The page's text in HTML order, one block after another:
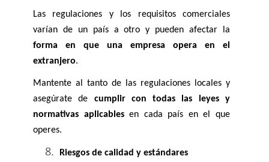
Las regulaciones y los requisitos comerciales
forma en que una empresa opera en el
extranjero.
Mantente al tanto de las regulaciones locales y
asegúrate de cumplir con todas las leyes y
normativas aplicables en cada país en el que
operes.
Riesgos de calidad y estándares